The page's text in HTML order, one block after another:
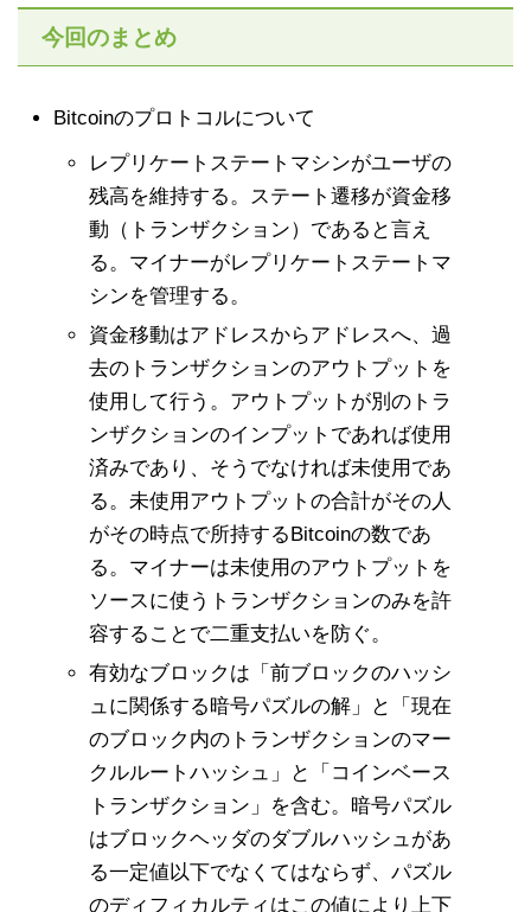
今回のまとめ
Bitcoinのプロトコルについて
レプリケートステートマシンがユーザの
残高を維持する。ステート遷移が資金移
動（トランザクション）であると言え
る。マイナーがレプリケートステートマ
シンを管理する。
資金移動はアドレスからアドレスへ、過
去のトランザクションのアウトプットを
使用して行う。アウトプットが別のトラ
ンザクションのインプットであれば使用
済みであり、そうでなければ未使用であ
る。未使用アウトプットの合計がその人
がその時点で所持するBitcoinの数であ
る。マイナーは未使用のアウトプットを
ソースに使うトランザクションのみを許
容することで二重支払いを防ぐ。
有効なブロックは「前ブロックのハッシ
ュに関係する暗号パズルの解」と「現在
のブロック内のトランザクションのマー
クルルートハッシュ」と「コインベース
トランザクション」を含む。暗号パズル
はブロックヘッダのダブルハッシュがあ
る一定値以下でなくてはならず、パズル
のディフィカルティはこの値により上下